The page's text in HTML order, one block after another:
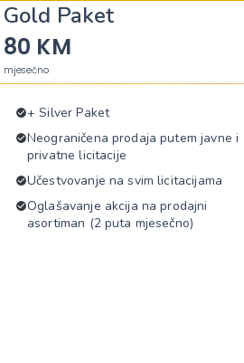
Gold Paket
80 KM
mjesečno
+ Silver Paket
Neograničena prodaja putem javne i
privatne licitacije
Učestvovanje na svim licitacijama
Oglašavanje akcija na prodajni
asortiman (2 puta mjesečno)